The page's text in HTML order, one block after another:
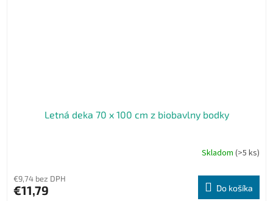
Letná deka 70 x 100 cm z biobavlny bodky
produktu
je
Skladom(>5 ks)
€9,74 bez DPH
€11,79 Do košíka